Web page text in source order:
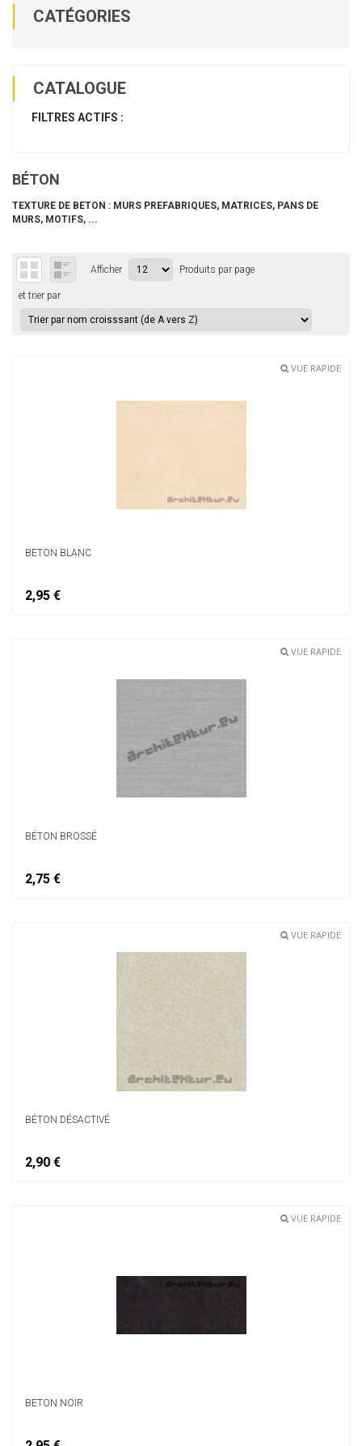
CATÉGORIES
CATALOGUE
FILTRES ACTIFS :
BÉTON
TEXTURE DE BETON : MURS PREFABRIQUES, MATRICES, PANS DE
MURS, MOTIFS, ...
Afficher Produits par page
et trier par
VUE RAPIDE
BETON BLANC
2,95 €
VUE RAPIDE
BÉTON BROSSÉ
2,75 €
VUE RAPIDE
BÉTON DÉSACTIVÉ
2,90 €
VUE RAPIDE
BETON NOIR